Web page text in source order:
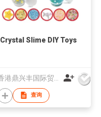
Crystal Slime DIY Toys
查询